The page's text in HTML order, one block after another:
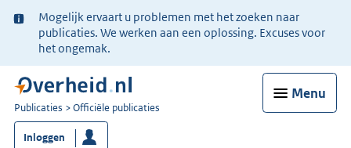
Ter
informatie:
Mogelijk ervaart u problemen met het zoeken naar
publicaties. We werken aan een oplossing. Excuses voor
het ongemak.
Menu
U
bent
nu
Publicaties Officiële publicaties
Inloggen